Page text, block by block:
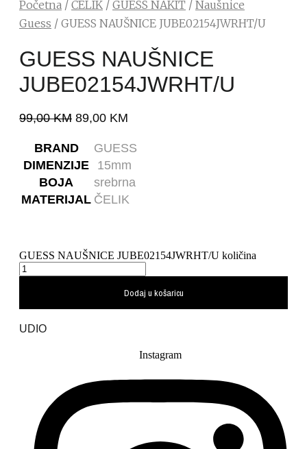
Početna / ČELIK / GUESS NAKIT / Naušnice
Guess / GUESS NAUŠNICE JUBE02154JWRHT/U
GUESS NAUŠNICE
JUBE02154JWRHT/U
99,00KM 89,00 KM
BRAND
GUESS
DIMENZIJE
15mm
BOJA
srebrna
MATERIJAL ČELIK
GUESS NAUŠNICE JUBE02154JWRHT/U količina
Dodaj u košaricu
UDIO
Instagram